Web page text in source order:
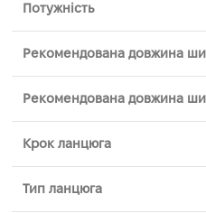
Потужність
Рекомендована довжина
Рекомендована довжина
Крок ланцюга
Тип ланцюга